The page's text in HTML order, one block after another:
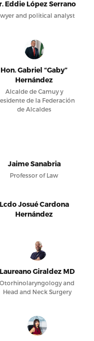
Eddie López Serrano
and political analyst
Hon. Gabriel “Gaby”
Hernández
Alcalde de Camuy y
de la Federación
de Alcaldes
Jaime Sanabria
Professor of Law
Lcdo Josué Cardona
Hernández
Laureano Giraldez MD
Otorhinolaryngology and
Head and Neck Surgery